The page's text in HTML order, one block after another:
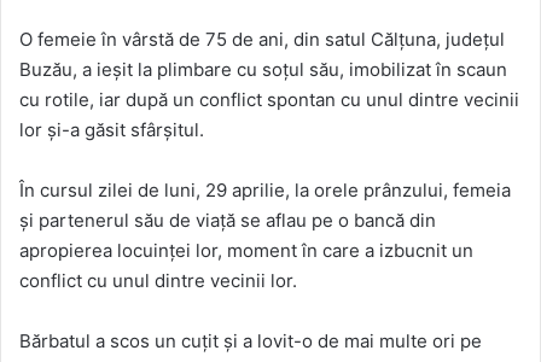
O femeie în vârstă de 75 de ani, din satul Călțuna, județul
Buzău, a ieșit la plimbare cu soțul său, imobilizat în scaun
cu rotile, iar după un conflict spontan cu unul dintre vecinii
lor și-a găsit sfârșitul.
În cursul zilei de luni, 29 aprilie, la orele prânzului, femeia
și partenerul său de viață se aflau pe o bancă din
apropierea locuinței lor, moment în care a izbucnit un
conflict cu unul dintre vecinii lor.
Bărbatul a scos un cuțit și a lovit-o de mai multe ori pe